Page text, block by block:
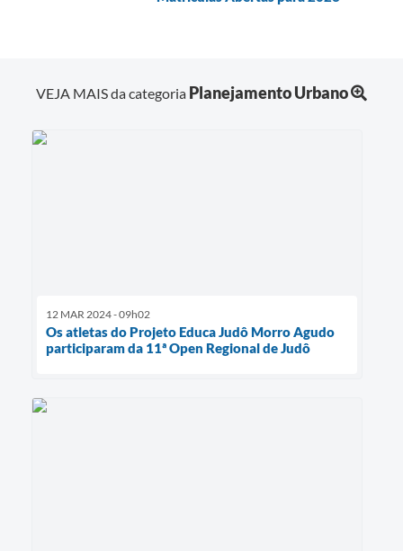
VEJA MAIS da categoria Planejamento Urbano
12 MAR 2024 - 09h02
Os atletas do Projeto Educa Judô Morro Agudo
participaram da 11ª Open Regional de Judô